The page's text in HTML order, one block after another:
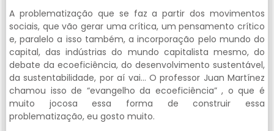
A problematização que se faz a partir dos movimentos
sociais, que vão gerar uma crítica, um pensamento crítico
e, paralelo a isso também, a incorporação pelo mundo do
capital, das indústrias do mundo capitalista mesmo, do
debate da ecoeficiência, do desenvolvimento sustentável,
da sustentabilidade, por aí vai… O professor Juan Martínez
chamou isso de “evangelho da ecoeficiência” , o que é
muito jocosa essa forma de construir essa
problematização, eu gosto muito.